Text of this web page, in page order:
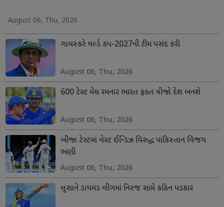
August 06, Thu, 2026
ગાવસ્કરે વર્લ્ડ કપ-2027ની ટીમ પસંદ કરી
August 06, Thu, 2026
600 ટેસ્ટ મેચ રમનાર ભારત ફક્ત ત્રીજો દેશ બનશે
August 06, Thu, 2026
બીજા ટેસ્ટમાં વેસ્ટ ઈન્ડિઝ વિરુદ્ધ પાકિસ્તાન વિજય
ભણી
August 06, Thu, 2026
લુસાને ડાયમંડ લીગમાં નિરજ સામે કઠિન પડકાર